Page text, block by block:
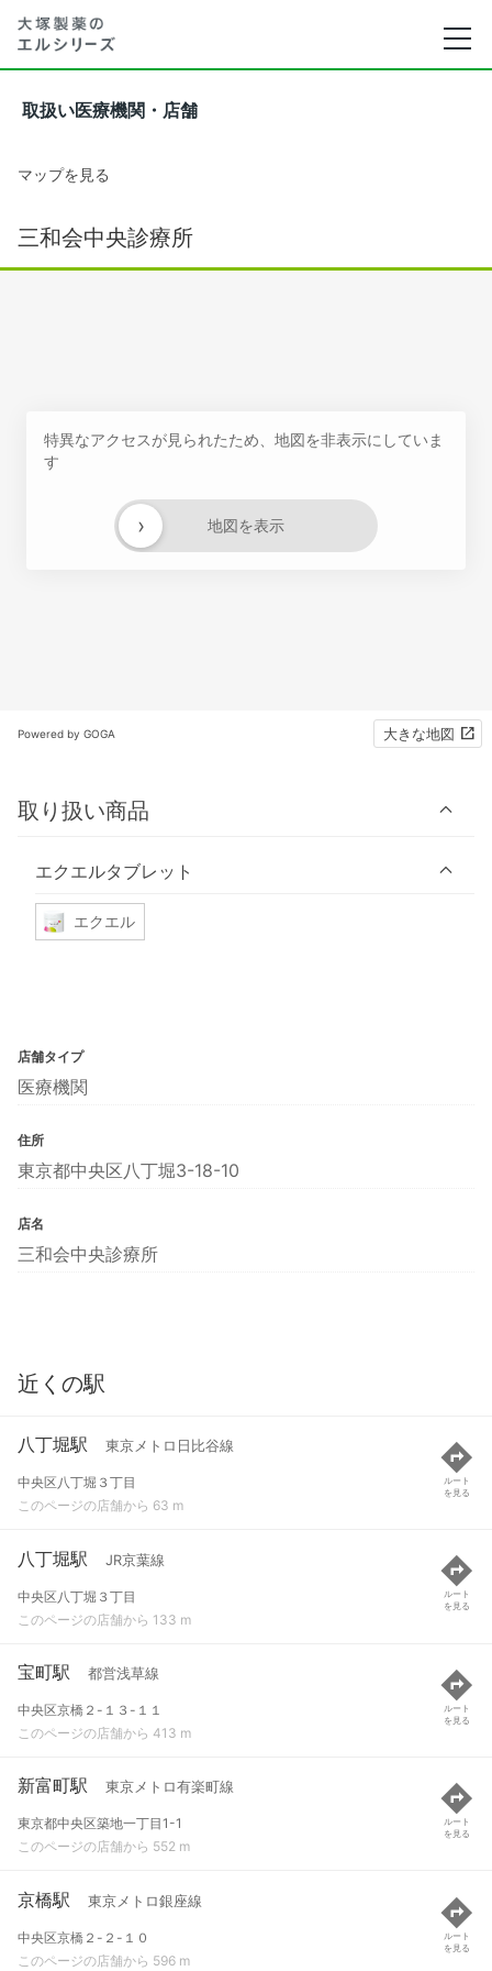
取扱い医療機関・店舗
マップを見る
三和会中央診療所
特異なアクセスが見られたため、地図を非表示にしていま
す
地図を表示
›
Powered by GOGA 大きな地図
取り扱い商品
エクエルタブレット
エクエル
店舗タイプ
医療機関
住所
東京都中央区八丁堀3-18-10
店名
三和会中央診療所
近くの駅
八丁堀駅 東京メトロ日比谷線
中央区八丁堀３丁目
このページの店舗から 63 m
ルート
を見る
八丁堀駅 JR京葉線
中央区八丁堀３丁目
このページの店舗から 133 m
ルート
を見る
宝町駅 都営浅草線
中央区京橋２-１３-１１
このページの店舗から 413 m
ルート
を見る
新富町駅 東京メトロ有楽町線
東京都中央区築地一丁目1-1
このページの店舗から 552 m
ルート
を見る
京橋駅 東京メトロ銀座線
中央区京橋２-２-１０
このページの店舗から 596 m
ルート
を見る